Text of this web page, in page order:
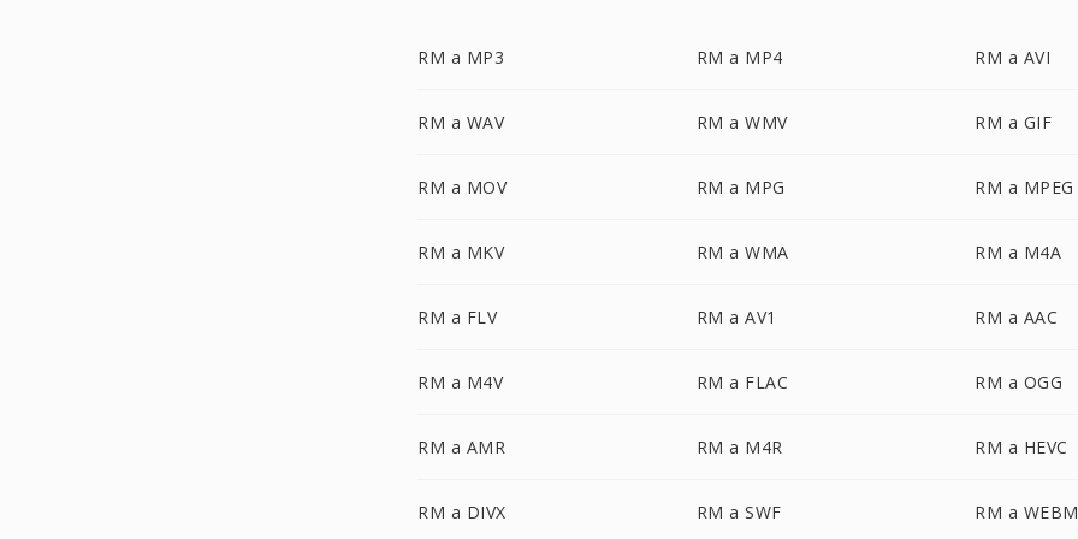
RM a MP3 RM a MP4 RM a AVI
RM a WAV RM a WMV RM a GIF
RM a MOV RM a MPG RM a MPEG
RM a MKV RM a WMA RM a M4A
RM a FLV RM a AV1 RM a AAC
RM a M4V RM a FLAC RM a OGG
RM a AMR RM a M4R RM a HEVC
RM a DIVX RM a SWF RM a WEBM